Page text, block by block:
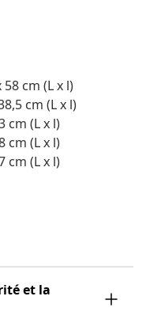
cm (L x l)
cm (L x l)
cm (L x l)
cm (L x l)
cm (L x l)
et la